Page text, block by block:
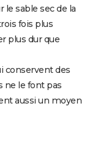
le sable sec de la
fois plus
plus dur que
conservent des
ne le font pas
aussi un moyen